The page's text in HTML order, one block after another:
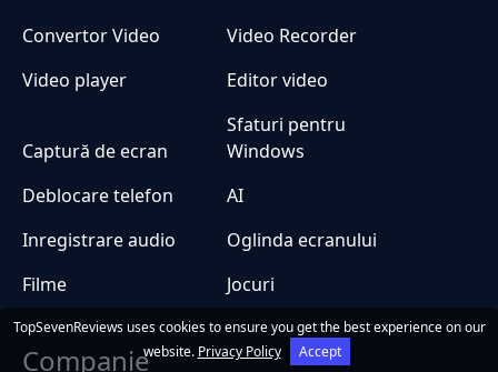
Convertor Video
Video Recorder
Video player
Editor video
Captură de ecran
Sfaturi pentru
Windows
Deblocare telefon
AI
Inregistrare audio
Oglinda ecranului
Filme
Jocuri
Companie
TopSevenReviews uses cookies to ensure you get the best experience on our
website. Privacy Policy Accept